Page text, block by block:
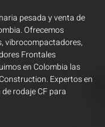
pesada y venta de
Ofrecemos
vibrocompactadores,
Frontales
en Colombia las
Expertos en
rodaje CF para